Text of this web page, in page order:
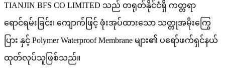
TIANJIN BFS CO LIMITED သည် တရုတ်နိုင်ငံရှိ ကတ္တရာ
ရောင်ရမ်းခြင်း၊ ကျောက်ဖြင့် ဖုံးအုပ်ထားသော သတ္တုအမိုးကြွေ
ပြား နှင့် Polymer Waterproof Membrane များ၏ ပရော်ဖက်ရှင်နယ်
ထုတ်လုပ်သူဖြစ်သည်။